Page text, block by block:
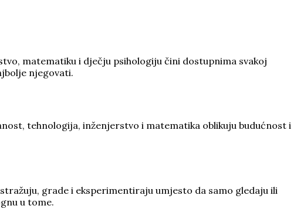
matematiku i dječju psihologiju čini dostupnima svakoj
njegovati.
tehnologija, inženjerstvo i matematika oblikuju budućnost i
grade i eksperimentiraju umjesto da samo gledaju ili
u tome.